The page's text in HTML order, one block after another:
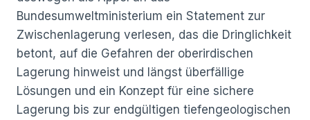
Bundesumweltministerium ein Statement zur
Zwischenlagerung verlesen, das die Dringlichkeit
betont, auf die Gefahren der oberirdischen
Lagerung hinweist und längst überfällige
Lösungen und ein Konzept für eine sichere
Lagerung bis zur endgültigen tiefengeologischen